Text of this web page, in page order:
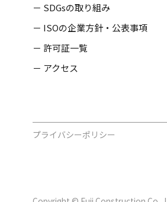
SDGsの取り組み
ISOの企業方針・公表事項
許可証一覧
アクセス
プライバシーポリシー